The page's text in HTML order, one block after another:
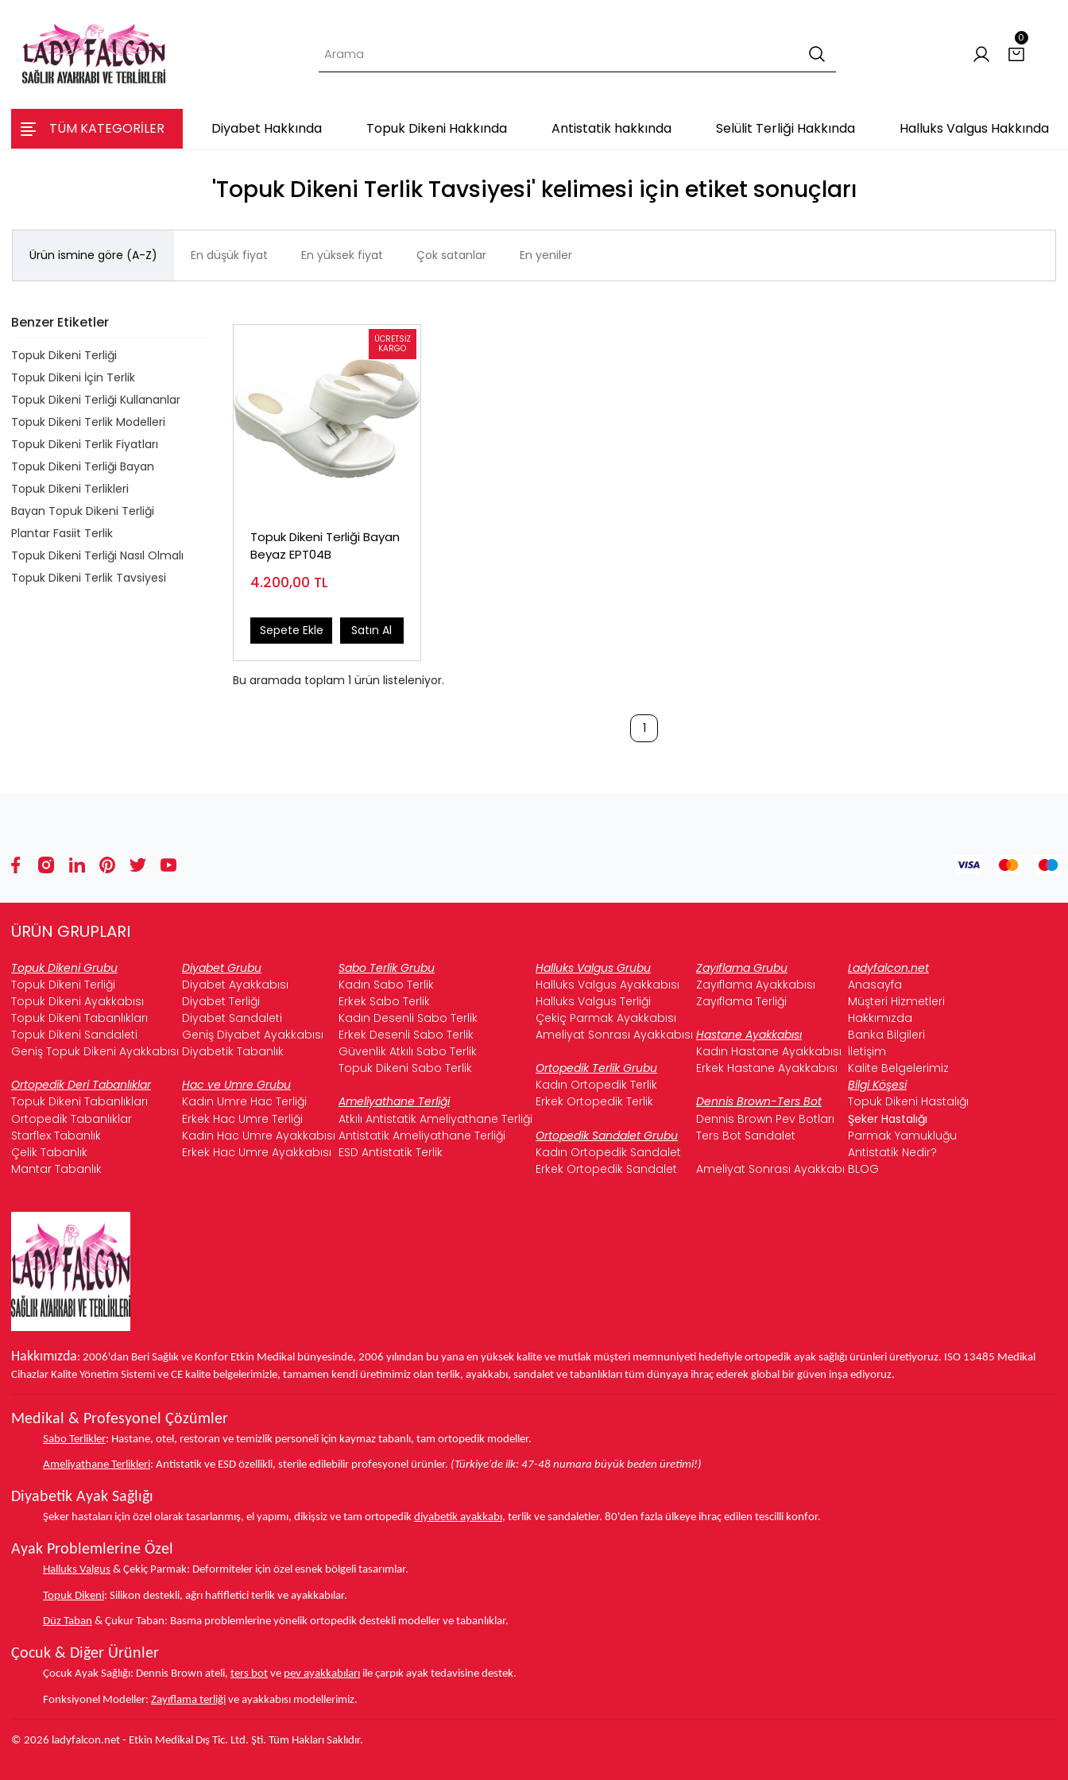
0
TÜM KATEGORİLER Diyabet Hakkında Topuk Dikeni Hakkında Antistatik hakkında Selülit Terliği Hakkında Halluks Valgus Hakkında
'Topuk Dikeni Terlik Tavsiyesi' kelimesi için etiket sonuçları
Ürün ismine göre (A-Z) En düşük fiyat En yüksek fiyat Çok satanlar En yeniler
Benzer Etiketler
Topuk Dikeni Terliği
Topuk Dikeni İçin Terlik
Topuk Dikeni Terliği Kullananlar
Topuk Dikeni Terlik Modelleri
Topuk Dikeni Terlik Fiyatları
Topuk Dikeni Terliği Bayan
Topuk Dikeni Terlikleri
Bayan Topuk Dikeni Terliği
Plantar Fasiit Terlik
Topuk Dikeni Terliği Nasıl Olmalı
Topuk Dikeni Terlik Tavsiyesi
Topuk Dikeni Terliği Bayan
Beyaz EPT04B
4.200,00 TL
Sepete Ekle Satın Al
Bu aramada toplam 1 ürün listeleniyor.
1
ÜRÜN GRUPLARI
Topuk Dikeni Grubu Diyabet Grubu Sabo Terlik Grubu Halluks Valgus Grubu Zayıflama Grubu
Ladyfalcon.net
Topuk Dikeni Terliği
Diyabet Ayakkabısı Kadın Sabo Terlik Halluks Valgus Ayakkabısı Zayıflama Ayakkabısı
Anasayfa
Topuk Dikeni Ayakkabısı
Diyabet Terliği Erkek Sabo Terlik Halluks Valgus Terliği Zayıflama Terliği
Müşteri Hizmetleri
Topuk Dikeni Tabanlıkları
Diyabet Sandaleti Kadın Desenli Sabo Terlik Çekiç Parmak Ayakkabısı
Hakkımızda
Topuk Dikeni Sandaleti
Geniş Diyabet Ayakkabısı Erkek Desenli Sabo Terlik Ameliyat Sonrası Ayakkabısı Hastane Ayakkabısı
Banka Bilgileri
Geniş Topuk Dikeni Ayakkabısı Diyabetik Tabanlık Güvenlik Atkılı Sabo Terlik Kadın Hastane Ayakkabısı İletişim
Topuk Dikeni Sabo Terlik
Ortopedik Terlik Grubu Erkek Hastane Ayakkabısı
Kalite Belgelerimiz
Ortopedik Deri Tabanlıklar
Hac ve Umre Grubu Kadın Ortopedik Terlik
Bilgi Köşesi
Topuk Dikeni Tabanlıkları
Kadın Umre Hac Terliği Ameliyathane Terliği Erkek Ortopedik Terlik Dennis Brown-Ters Bot
Topuk Dikeni Hastalığı
Ortopedik Tabanlıklar
Erkek Hac Umre Terliği Atkılı Antistatik Ameliyathane Terliği Dennis Brown Pev Botları
Şeker Hastalığı
Starflex Tabanlık
Kadın Hac Umre Ayakkabısı Antistatik Ameliyathane Terliği Ortopedik Sandalet Grubu Ters Bot Sandalet
Parmak Yamukluğu
Çelik Tabanlık
Erkek Hac Umre Ayakkabısı ESD Antistatik Terlik Kadın Ortopedik Sandalet
Antistatik Nedir?
Mantar Tabanlık
Erkek Ortopedik Sandalet Ameliyat Sonrası Ayakkabı BLOG
Hakkımızda: 2006'dan Beri Sağlık ve Konfor Etkin Medikal bünyesinde, 2006 yılından bu yana en yüksek kalite ve mutlak müşteri memnuniyeti hedefiyle ortopedik ayak sağlığı ürünleri üretiyoruz. ISO 13485 Medikal
Cihazlar Kalite Yönetim Sistemi ve CE kalite belgelerimizle, tamamen kendi üretimimiz olan terlik, ayakkabı, sandalet ve tabanlıkları tüm dünyaya ihraç ederek global bir güven inşa ediyoruz.
Medikal & Profesyonel Çözümler
Sabo Terlikler: Hastane, otel, restoran ve temizlik personeli için kaymaz tabanlı, tam ortopedik modeller.
Ameliyathane Terlikleri: Antistatik ve ESD özellikli, sterile edilebilir profesyonel ürünler. (Türkiye'de ilk: 47-48 numara büyük beden üretimi!)
Diyabetik Ayak Sağlığı
Şeker hastaları için özel olarak tasarlanmış, el yapımı, dikişsiz ve tam ortopedik diyabetik ayakkabı, terlik ve sandaletler. 80'den fazla ülkeye ihraç edilen tescilli konfor.
Ayak Problemlerine Özel
Halluks Valgus & Çekiç Parmak: Deformiteler için özel esnek bölgeli tasarımlar.
Topuk Dikeni: Silikon destekli, ağrı hafifletici terlik ve ayakkabılar.
Düz Taban & Çukur Taban: Basma problemlerine yönelik ortopedik destekli modeller ve tabanlıklar.
Çocuk & Diğer Ürünler
Çocuk Ayak Sağlığı: Dennis Brown ateli, ters bot ve pev ayakkabıları ile çarpık ayak tedavisine destek.
Fonksiyonel Modeller: Zayıflama terliği ve ayakkabısı modellerimiz.
© 2026 ladyfalcon.net - Etkin Medikal Dış Tic. Ltd. Şti. Tüm Hakları Saklıdır.